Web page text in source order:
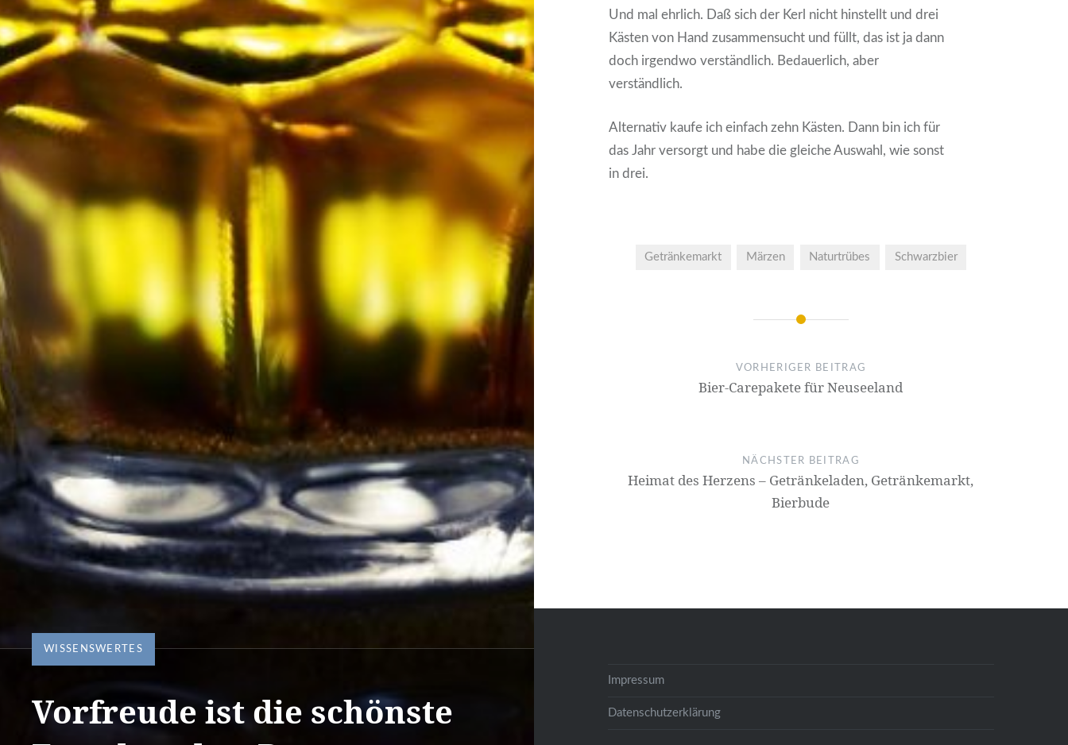
WISSENSWERTES
Vorfreude ist die schönste
Und mal ehrlich. Daß sich der Kerl nicht hinstellt und drei
Kästen von Hand zusammensucht und füllt, das ist ja dann
doch irgendwo verständlich. Bedauerlich, aber
verständlich.
Alternativ kaufe ich einfach zehn Kästen. Dann bin ich für
das Jahr versorgt und habe die gleiche Auswahl, wie sonst
in drei.
Getränkemarkt Märzen Naturtrübes Schwarzbier
Navigation
VORHERIGER BEITRAG
Bier-Carepakete für Neuseeland
NÄCHSTER BEITRAG
Heimat des Herzens – Getränkeladen, Getränkemarkt,
Bierbude
Impressum
Datenschutzerklärung